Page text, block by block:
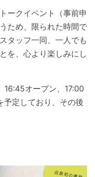
ークイベント（事前申
ため、限られた時間で
タッフ一同、一人でも
を、心より楽しみにし
16:45オープン、17:00
予定しており、その後